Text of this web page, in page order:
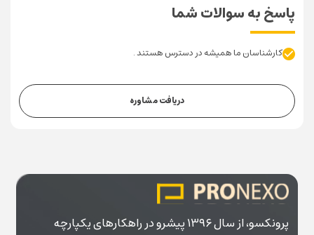
پاسخ به سوالات شما
کارشناسان ما همیشه در دسترس هستند .
دریافت مشاوره
پرونکسو، از سال ۱۳۹۶ پیشرو در راهکارهای یکپارچه